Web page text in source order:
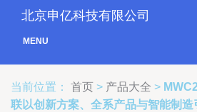
北京申亿科技有限公司
MENU
当前位置： 首页 > 产品大全 >
联以创新方案、全系产品与智能制